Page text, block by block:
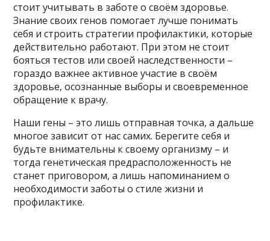
стоит учитывать в заботе о своём здоровье.
Знание своих генов помогает лучше понимать
себя и строить стратегии профилактики, которые
действительно работают. При этом не стоит
бояться тестов или своей наследственности –
гораздо важнее активное участие в своём
здоровье, осознанные выборы и своевременное
обращение к врачу.
Наши гены – это лишь отправная точка, а дальше
многое зависит от нас самих. Берегите себя и
будьте внимательны к своему организму – и
тогда генетическая предрасположенность не
станет приговором, а лишь напоминанием о
необходимости заботы о стиле жизни и
профилактике.